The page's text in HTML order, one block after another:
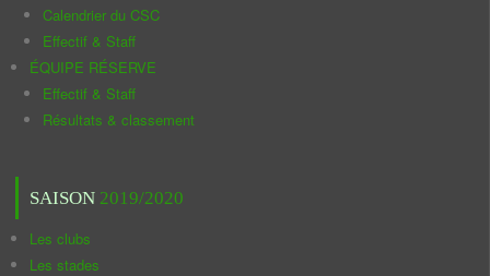
Calendrier du CSC
Effectif & Staff
ÉQUIPE RÉSERVE
Effectif & Staff
Résultats & classement
SAISON 2019/2020
Les clubs
Les stades